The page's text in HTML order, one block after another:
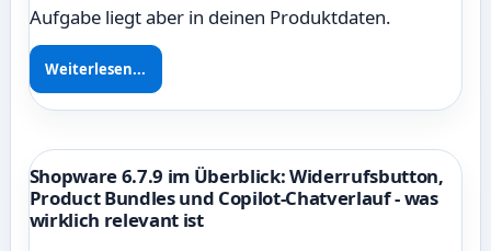
Aufgabe liegt aber in deinen Produktdaten.
Weiterlesen...
Shopware 6.7.9 im Überblick: Widerrufsbutton,
Product Bundles und Copilot-Chatverlauf - was
wirklich relevant ist